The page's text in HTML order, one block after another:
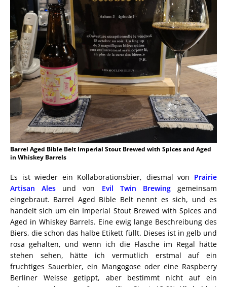
Barrel Aged Bible Belt Imperial Stout Brewed with Spices and Aged
in Whiskey Barrels
Es ist wieder ein Kollaborationsbier, diesmal von Prairie
Artisan Ales und von Evil Twin Brewinggemeinsam
eingebraut. Barrel Aged Bible Belt nennt es sich, und es
handelt sich um ein Imperial Stout Brewed with Spices and
Aged in Whiskey Barrels. Eine ewig lange Beschreibung des
Biers, die schon das halbe Etikett füllt. Dieses ist in gelb und
rosa gehalten, und wenn ich die Flasche im Regal hätte
stehen sehen, hätte ich vermutlich erstmal auf ein
fruchtiges Sauerbier, ein Mangogose oder eine Raspberry
Berliner Weisse getippt, aber bestimmt nicht auf ein